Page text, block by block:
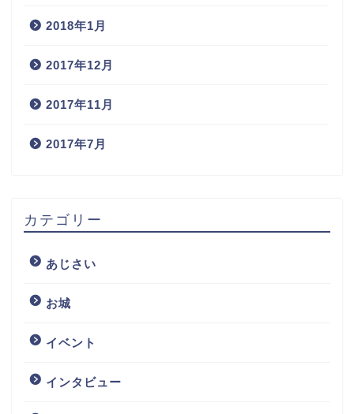
2018年1月
2017年12月
2017年11月
2017年7月
カテゴリー
あじさい
お城
イベント
インタビュー